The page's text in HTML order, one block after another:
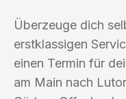
Überzeuge dich
erstklassigen
einen Termin für
am Main nach